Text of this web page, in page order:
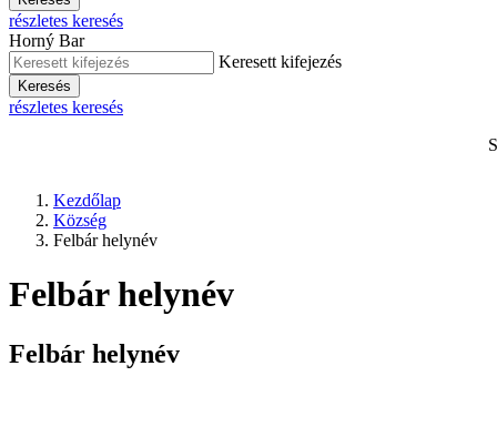
részletes keresés
Horný Bar
Keresett kifejezés
Keresés
részletes keresés
Kezdőlap
Község
Felbár helynév
Felbár helynév
Felbár helynév